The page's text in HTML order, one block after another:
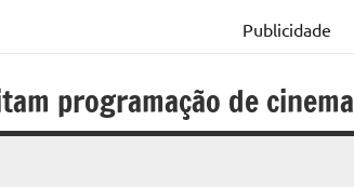
Publicidade
programação de cinema